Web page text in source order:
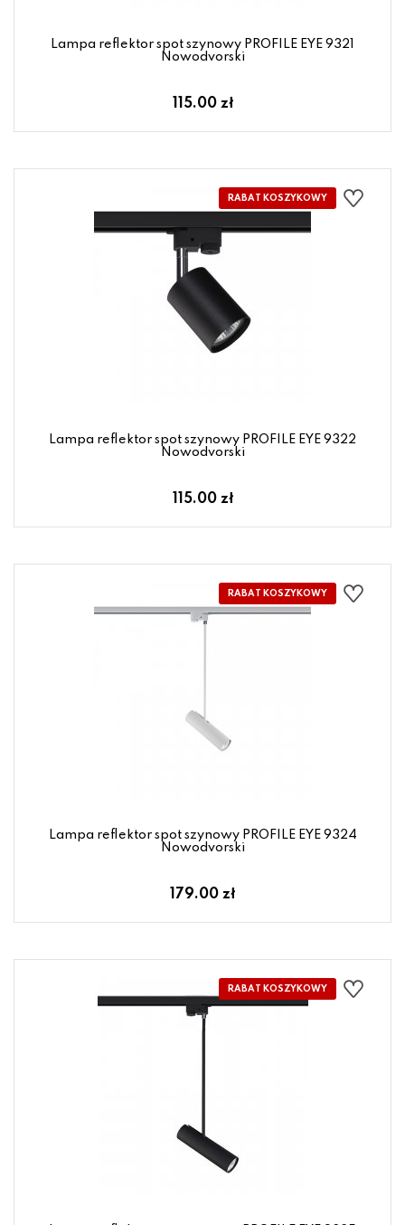
Lampa reflektor spot szynowy PROFILE EYE 9321
Nowodvorski
115.00 zł
Lampa reflektor spot szynowy PROFILE EYE 9322
Nowodvorski
115.00 zł
Lampa reflektor spot szynowy PROFILE EYE 9324
Nowodvorski
179.00 zł